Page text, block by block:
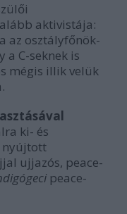
aktivistája:
az osztályfőnök-
a C-seknek is
mégis illik velük
ki- és
nyújtott
ujjazós, peace-
peace-